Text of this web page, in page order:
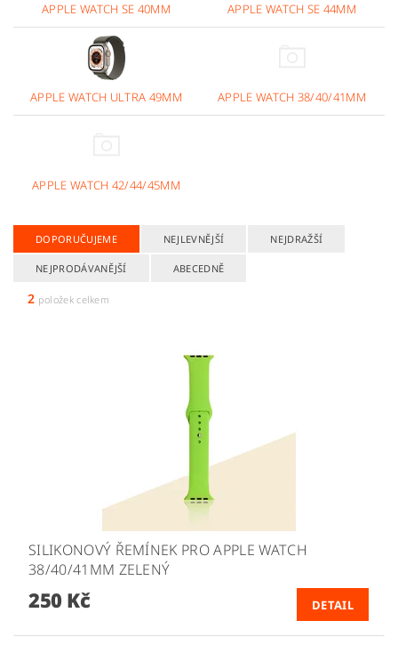
APPLE WATCH SE 40MM APPLE WATCH SE 44MM
APPLE WATCH ULTRA 49MM APPLE WATCH 38/40/41MM
APPLE WATCH 42/44/45MM
DOPORUČUJEME NEJLEVNĚJŠÍ NEJDRAŽŠÍ
NEJPRODÁVANĚJŠÍ ABECEDNĚ
2 položek celkem
SILIKONOVÝ ŘEMÍNEK PRO APPLE WATCH
38/40/41MM ZELENÝ
250 Kč DETAIL